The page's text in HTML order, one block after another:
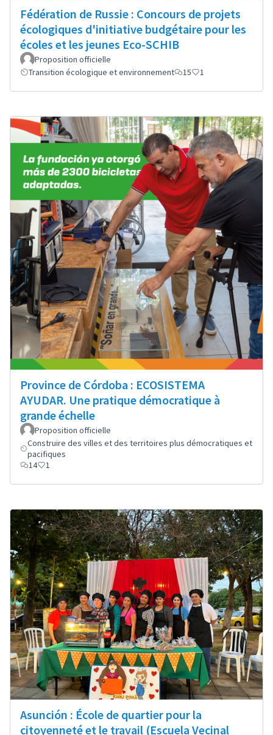
Fédération de Russie : Concours de projets
écologiques d'initiative budgétaire pour les
écoles et les jeunes Eco-SCHIB
Proposition officielle
Transition écologique et environnement
15 1
Province de Córdoba : ECOSISTEMA
AYUDAR. Une pratique démocratique à
grande échelle
Proposition officielle
Construire des villes et des territoires plus démocratiques et
pacifiques
14
1
Asunción : École de quartier pour la
citoyenneté et le travail (Escuela Vecinal